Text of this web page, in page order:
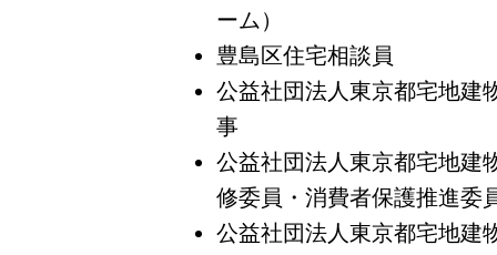
ーム）
豊島区住宅相談員
公益社団法人東京都宅地建
事
公益社団法人東京都宅地建
修委員・消費者保護推進委
公益社団法人東京都宅地建